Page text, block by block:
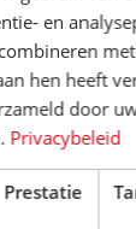
Intelligence
Aan de
je BI-
en
en
door middel
en
hen heeft
door
Privacybeleid
Prestatie